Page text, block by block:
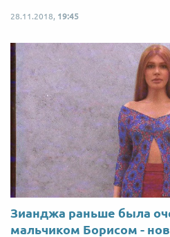
28.11.2018, 19:45
Зианджа раньше была
мальчиком Борисом -